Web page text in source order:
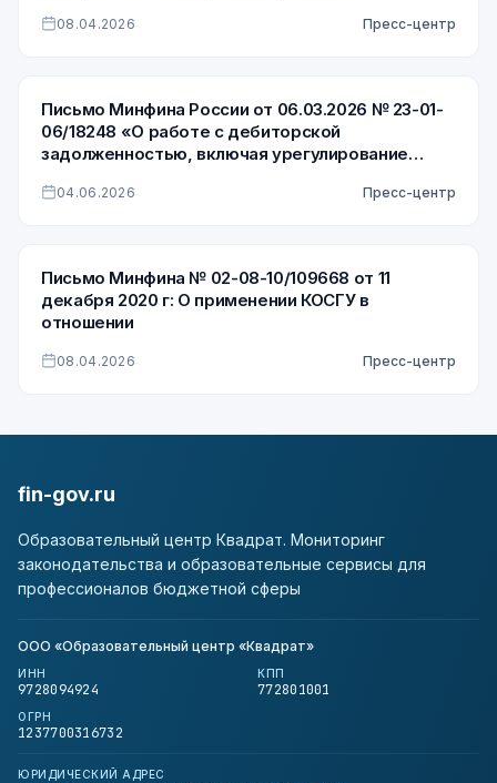
08.04.2026 Пресс-центр
Письмо Минфина России от 06.03.2026 № 23-01-
06/18248 «О работе с дебиторской
задолженностью, включая урегулирование
доходам»
04.06.2026 Пресс-центр
Письмо Минфина № 02-08-10/109668 от 11
декабря 2020 г: О применении КОСГУ в
отношении
08.04.2026 Пресс-центр
fin-gov.ru
Образовательный центр Квадрат. Мониторинг
законодательства и образовательные сервисы для
профессионалов бюджетной сферы
ООО «Образовательный центр «Квадрат»
ИНН
9728094924
КПП
772801001
ОГРН
1237700316732
ЮРИДИЧЕСКИЙ АДРЕС